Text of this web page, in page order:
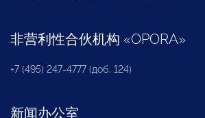
非营利性合伙机构 «OPORA»
+7 (495) 247-4777 (доб. 124)
新闻办公室